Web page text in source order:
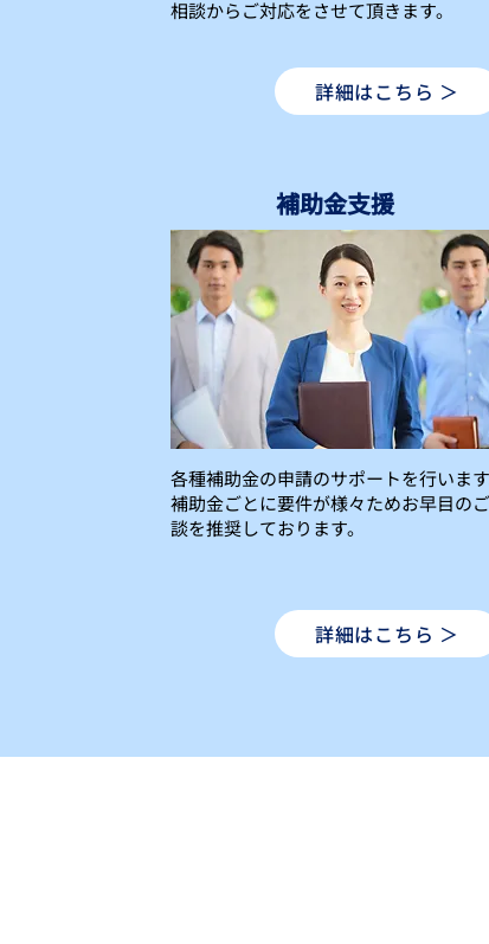
相談からご対応をさせて頂きます。
詳細はこちら ＞
補助金支援
各種補助金の申請のサポートを行います
補助金ごとに要件が様々ためお早目の
談を推奨しております。
詳細はこちら ＞